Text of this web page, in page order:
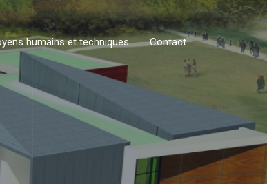
humains et techniques Contact